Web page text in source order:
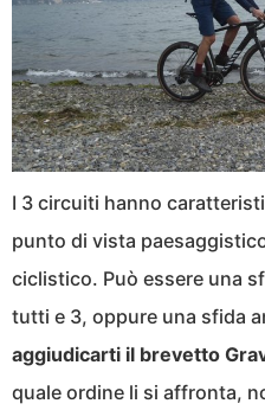
I 3 circuiti hanno
punto di vista
ciclistico. Può essere una
tutti e 3, oppure una sfida
aggiudicarti il brevetto
quale ordine li si affronta,